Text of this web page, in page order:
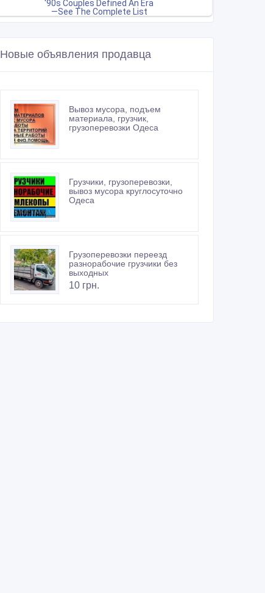
Новые объявления продавца
Вывоз мусора, подъем
материала, грузчик,
грузоперевозки Одеса
Грузчики, грузоперевозки,
вывоз мусора круглосуточно
Одеса
Грузоперевозки переезд
разнорабочие грузчики без
выходных
10 грн.